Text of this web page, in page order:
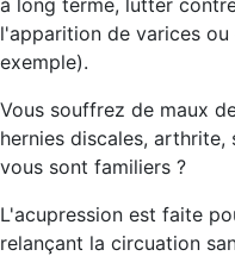
l'apparition de varices
exemple).
Vous souffrez de maux
hernies discales,
vous sont familiers ?
L'acupression est faite
relançant la circuation